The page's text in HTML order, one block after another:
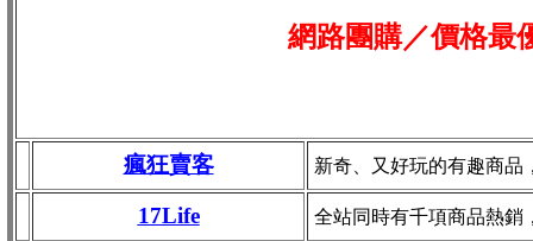
網路團購／價格最
瘋狂賣客 新奇、又好玩的有趣商品
17Life 全站同時有千項商品熱銷